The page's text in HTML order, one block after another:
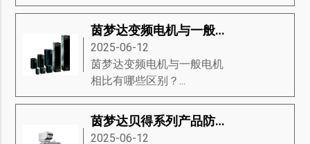
茵梦达变频电机与一般电机相比有哪些区别？
2025-06-12
茵梦达变频电机与一般电机
相比有哪些区别？...
茵梦达贝得系列产品防爆电机（气体防爆&粉尘防爆电机）
2025-06-12